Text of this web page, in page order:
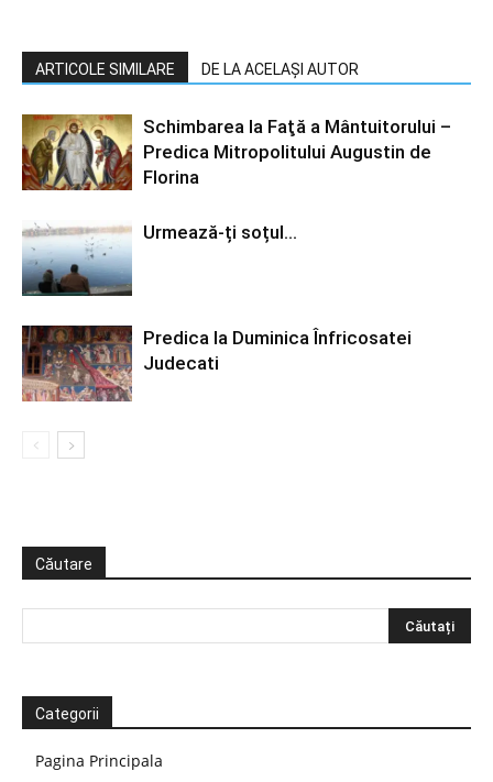
ARTICOLE SIMILARE DE LA ACELAȘI AUTOR
Schimbarea la Faţă a Mântuitorului –
Predica Mitropolitului Augustin de
Florina
Urmează-ți soțul…
Predica la Duminica Înfricosatei
Judecati
Căutare
Categorii
Pagina Principala